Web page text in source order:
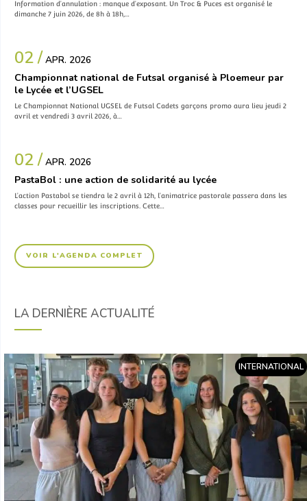
Information d’annulation : manque d’exposant. Un Troc & Puces est organisé le
dimanche 7 juin 2026, de 8h à 18h,…
02 / APR. 2026
Championnat national de Futsal organisé à Ploemeur par
le Lycée et l’UGSEL
Le Championnat National UGSEL de Futsal Cadets garçons promo aura lieu jeudi 2
avril et vendredi 3 avril 2026, à…
02 / APR. 2026
PastaBol : une action de solidarité au lycée
L’action Pastabol se tiendra le 2 avril à 12h, l’animatrice pastorale passera dans les
classes pour recueillir les inscriptions. Cette…
VOIR L'AGENDA COMPLET
LA DERNIÈRE ACTUALITÉ
INTERNATIONAL